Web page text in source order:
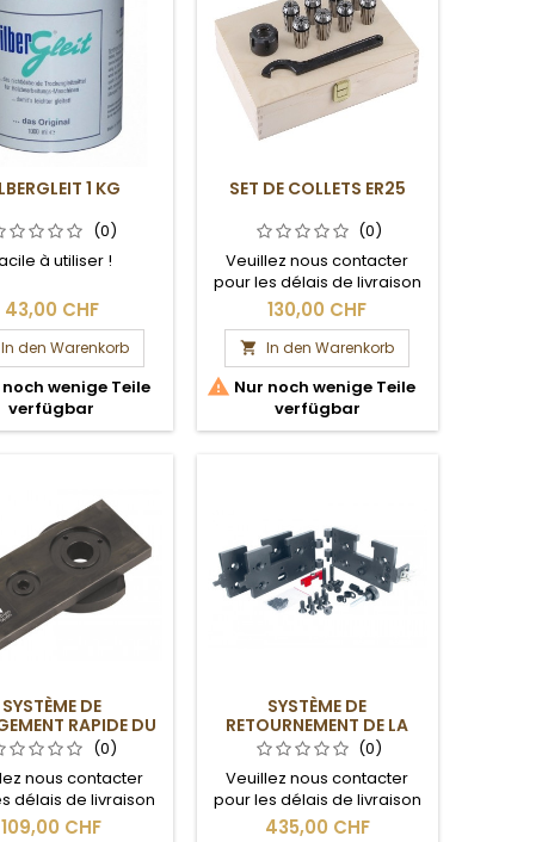
1 KG
(0)
à utiliser !
43,00 CHF
In den Warenkorb
noch wenige Teile
verfügbar
SET DE COLLETS ER25
(0)
Veuillez nous contacter
pour les délais de livraison
et les frais de port.
130,00 CHF
 In den Warenkorb
 Nur noch wenige Teile
verfügbar
SYSTÈME DE
RAPIDE DU
OUTIL
(0)
nous contacter
délais de livraison
les frais de port.
109,00 CHF
SYSTÈME DE
RETOURNEMENT DE LA
RALLONGE(0)
Veuillez nous contacter
pour les délais de livraison
et les frais de port.
435,00 CHF